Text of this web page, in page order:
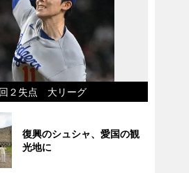
２失点 大リーグ
復興のシュシャ、愛国の観
光地に